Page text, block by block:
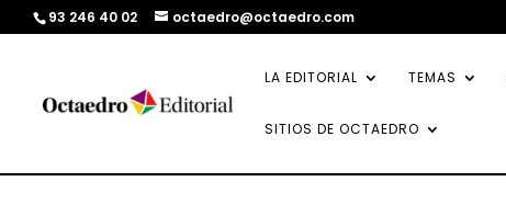
93 246 40 02 octaedro@octaedro.com
LA EDITORIAL TEMAS
SITIOS DE OCTAEDRO